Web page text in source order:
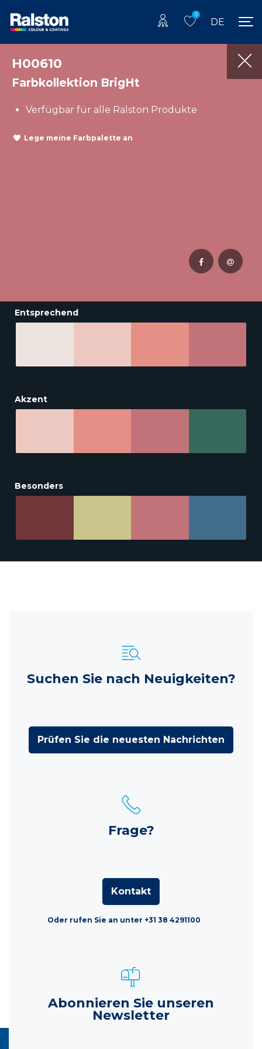
0
DE
H00610
Farbkollektion BrigHt
Verfügbar für alle Ralston Produkte
Lege meine Farbpalette an
Entsprechend
Akzent
Besonders
Suchen Sie nach Neuigkeiten?
Prüfen Sie die neuesten Nachrichten
Frage?
Kontakt
Oder rufen Sie an unter +31 38 4291100
Abonnieren Sie unseren
Newsletter